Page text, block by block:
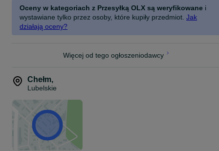
Oceny w kategoriach z Przesyłką OLX są weryfikowane i
wystawiane tylko przez osoby, które kupiły przedmiot. Jak
działają oceny?
Więcej od tego ogłoszeniodawcy
Chełm,
Lubelskie